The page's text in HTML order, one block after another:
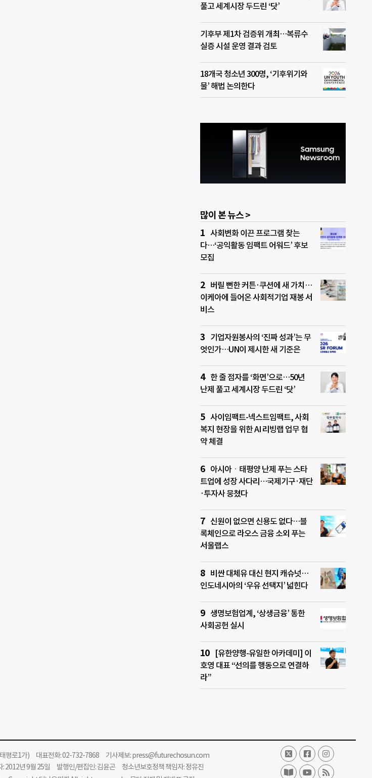
풀고 세계시장 두드린 ‘닷’
기후부 제1차 검증위 개최…복류수
실증 시설 운영 결과 검토
18개국 청소년 300명, ‘기후위기와
물’ 해법 논의한다
많이 본 뉴스 >
사회변화 이끈 프로그램 찾는
다…‘공익활동 임팩트 어워드’ 후보
모집
버릴 뻔한 커튼·쿠션에 새 가치…
이케아에 들어온 사회적기업 재봉 서
비스
기업자원봉사의 ‘진짜 성과’는 무
엇인가…UN이 제시한 새 기준은
한 줄 점자를 ‘화면’으로…50년
난제 풀고 세계시장 두드린 ‘닷’
사이임팩트-넥스트임팩트, 사회
복지 현장을 위한 AI 리빙랩 업무 협
약 체결
아시아ㆍ태평양 난제 푸는 스타
트업에 성장 사다리…국제기구·재단
·투자사 뭉쳤다
신원이 없으면 신용도 없다…블
록체인으로 라오스 금융 소외 푸는
서울랩스
비싼 대체유 대신 현지 캐슈넛…
인도네시아의 ‘우유 선택지’ 넓힌다
생명보험업계, ‘상생금융’ 통한
사회공헌 실시
[유한양행-유일한 아카데미] 이
호영 대표 “선의를 행동으로 연결하
라”
평로1가) 대표전화: 02-732-7868 기사제보:press@futurechosun.com
2012년 9월 25일 발행인/편집인: 김윤곤 청소년보호정책 책임자: 정유진